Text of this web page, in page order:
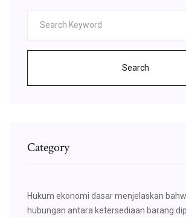
Search
Category
Hukum ekonomi dasar menjelaskan
hubungan antara ketersediaan barang